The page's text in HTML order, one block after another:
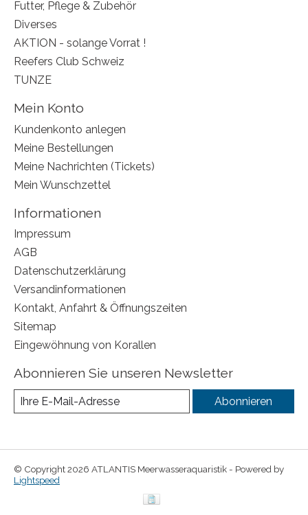
Futter, Pflege & Zubehör
Diverses
AKTION - solange Vorrat !
Reefers Club Schweiz
TUNZE
Mein Konto
Kundenkonto anlegen
Meine Bestellungen
Meine Nachrichten (Tickets)
Mein Wunschzettel
Informationen
Impressum
AGB
Datenschutzerklärung
Versandinformationen
Kontakt, Anfahrt & Öffnungszeiten
Sitemap
Eingewöhnung von Korallen
Abonnieren Sie unseren Newsletter
Abonnieren
© Copyright 2026 ATLANTIS Meerwasseraquaristik - Powered by
Lightspeed